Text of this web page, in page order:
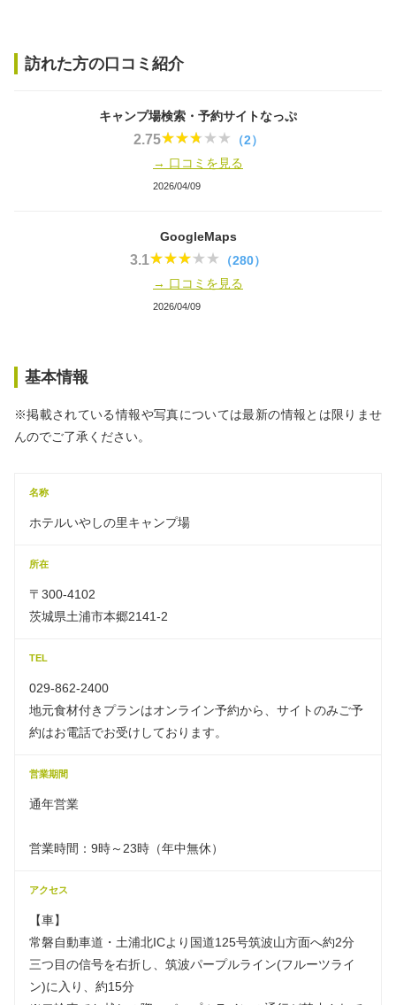
訪れた方の口コミ紹介
キャンプ場検索・予約サイトなっぷ
2.75
（2）
→ 口コミを見る
2026/04/09
GoogleMaps
3.1
（280）
→ 口コミを見る
2026/04/09
基本情報
※掲載されている情報や写真については最新の情報とは限りませ
んのでご了承ください。
名称
ホテルいやしの里キャンプ場
所在
〒300-4102
茨城県土浦市本郷2141-2
TEL
029-862-2400
地元食材付きプランはオンライン予約から、サイトのみご予
約はお電話でお受けしております。
営業期間
通年営業
営業時間：9時～23時（年中無休）
アクセス
【車】
常磐自動車道・土浦北ICより国道125号筑波山方面へ約2分
三つ目の信号を右折し、筑波パープルライン(フルーツライ
ン)に入り、約15分